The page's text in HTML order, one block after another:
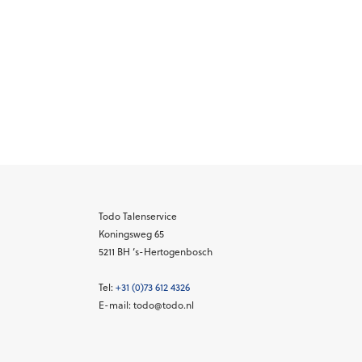
Todo Talenservice
Koningsweg 65
5211 BH ‘s-Hertogenbosch
Tel: +31 (0)73 612 4326
E-mail: todo@todo.nl